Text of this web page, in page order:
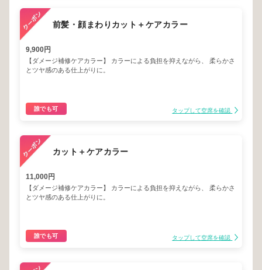
前髪・顔まわりカット＋ケアカラー
9,900円
【ダメージ補修ケアカラー】 カラーによる負担を抑えながら、 柔らかさ
とツヤ感のある仕上がりに。
誰でも可 タップして空席を確認
カット＋ケアカラー
11,000円
【ダメージ補修ケアカラー】 カラーによる負担を抑えながら、 柔らかさ
とツヤ感のある仕上がりに。
誰でも可 タップして空席を確認